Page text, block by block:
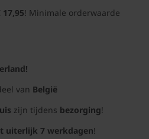
! Minimale orderwaarde
van België
zijn tijdens bezorging!
uiterlijk 7 werkdagen!